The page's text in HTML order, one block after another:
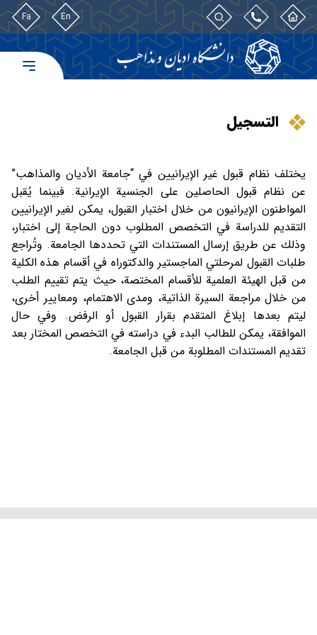
En
Fa
التسجيل
يختلف نظام قبول غير الإيرانيين في “جامعة الأديان والمذاهب”
عن نظام قبول الحاصلين على الجنسية الإيرانية. فبينما يُقبل
المواطنون الإيرانيون من خلال اختبار القبول، يمكن لغير الإيرانيين
التقديم للدراسة في التخصص المطلوب دون الحاجة إلى اختبار،
وذلك عن طريق إرسال المستندات التي تحددها الجامعة. وتُراجع
طلبات القبول لمرحلتي الماجستير والدكتوراه في أقسام هذه الكلية
من قبل الهيئة العلمية للأقسام المختصة، حيث يتم تقييم الطلب
من خلال مراجعة السيرة الذاتية، ومدى الاهتمام، ومعايير أخرى،
ليتم بعدها إبلاغ المتقدم بقرار القبول أو الرفض. وفي حال
الموافقة، يمكن للطالب البدء في دراسته في التخصص المختار بعد
تقديم المستندات المطلوبة من قبل الجامعة.